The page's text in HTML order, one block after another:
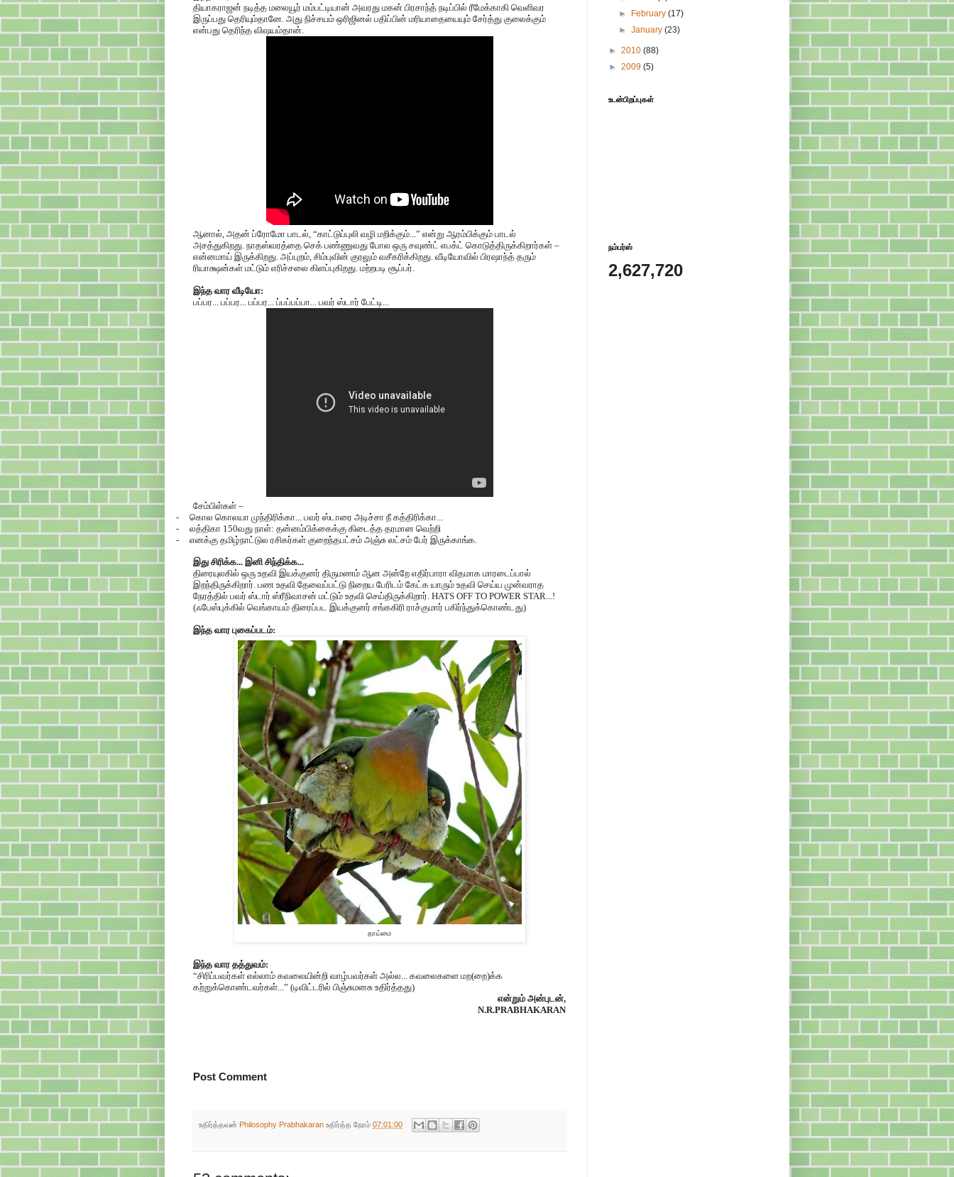
தியாகராஜன் நடித்த மலையூர் மம்பட்டியான் அவரது மகன் பிரசாந்த் நடிப்பில் ரீமேக்காகி வெளிவர
இருப்பது தெரியும்தானே. அது நிச்சயம் ஒரிஜினல் பதிப்பின் மரியாதையையும் சேர்த்து குலைக்கும்
என்பது தெரிந்த விஷயம்தான்.
ஆனால், அதன் ப்ரோமோ பாடல், “காட்டுப்புலி வழி மறிக்கும்...” என்று ஆரம்பிக்கும் பாடல்
அசத்துகிறது. நாதஸ்வரத்தை செக் பண்ணுவது போல ஒரு சவுண்ட் எபக்ட் கொடுத்திருக்கிறார்கள் –
என்னமாய் இருக்கிறது. அப்புறம், சிம்புவின் குரலும் வசீகரிக்கிறது. வீடியோவில் பிரஷாந்த் தரும்
ரியாக்ஷன்கள் மட்டும் எரிச்சலை கிளப்புகிறது. மற்றபடி சூப்பர்.
இந்த வார வீடியோ:
பப்பர... பப்பர... பப்பர... ப்பப்பப்பா... பவர் ஸ்டார் பேட்டி...
சேம்பிள்கள் –
-
கொல கொலயா முந்திரிக்கா... பவர் ஸ்டாரை அடிச்சா நீ கத்திரிக்கா...
-
லத்திகா 150வது நாள்: தன்னம்பிக்கைக்கு கிடைத்த தரமான வெற்றி
-
எனக்கு தமிழ்நாட்டுல ரசிகர்கள் குறைந்தபட்சம் அஞ்சு லட்சம் பேர் இருக்காங்க.
இது சிரிக்க... இனி சிந்திக்க...
திரையுலகில் ஒரு உதவி இயக்குனர் திருமணம் ஆன அன்றே எதிர்பாரா விதமாக மாரடைப்பால்
இறந்திருக்கிறார். பண உதவி தேவைப்பட்டு நிறைய பேரிடம் கேட்க யாரும் உதவி செய்ய முன்வராத
நேரத்தில் பவர் ஸ்டார் ஸ்ரீநிவாசன் மட்டும் உதவி செய்திருக்கிறார். HATS OFF TO POWER STAR...!
(ஃபேஸ்புக்கில் வெங்காயம் திரைப்பட இயக்குனர் சங்ககிரி ராச்குமார் பகிர்ந்துக்கொண்டது)
இந்த வார புகைப்படம்:
தாய்மை
இந்த வார தத்துவம்:
“சிரிப்பவர்கள் எல்லாம் கவலையின்றி வாழ்பவர்கள் அல்ல... கவலைகளை மற(றை)க்க
கற்றுக்கொண்டவர்கள்...” (டிவிட்டரில் பிஞ்சுமனசு உதிர்த்தது)
என்றும் அன்புடன்,
N.R.PRABHAKARAN
Post Comment
உதிர்த்தவன் Philosophy Prabhakaran உதிர்த்த நேரம் 07:01:00
►
February(17)
►January(23)
► 2010 (88)
► 2009 (5)
உடன்பிறப்புகள்
நம்பர்ஸ்
2,627,720